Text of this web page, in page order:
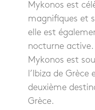
Mykonos est
magnifiques et
elle est
nocturne active.
Mykonos est
l’Ibiza de
deuxième
Grèce.